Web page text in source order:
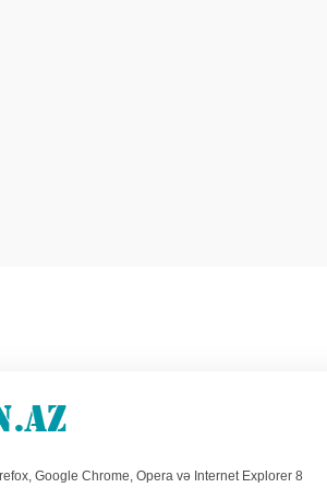
Google Chrome, Opera və Internet Explorer 8